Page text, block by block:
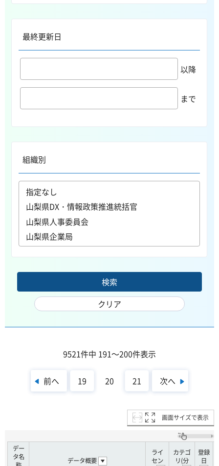
最終更新日
以降
まで
組織別
9521件中 191～200件表示
前へ 19 20 21 次へ
画面サイズで表示
デー
タ名
データ概要
ライ
セン
カテゴ
リ(分
登録
日